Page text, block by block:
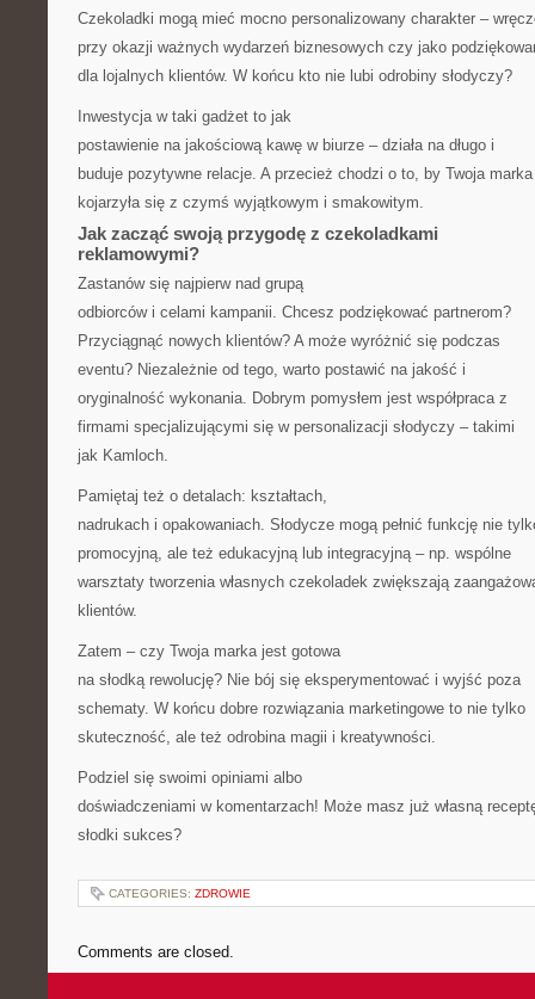
Czekoladki mogą mieć mocno personalizowany charakter –
przy okazji ważnych wydarzeń biznesowych czy jako
dla lojalnych klientów. W końcu kto nie lubi odrobiny słodyczy?
Inwestycja w taki gadżet to jak
postawienie na jakościową kawę w biurze – działa na długo i
buduje pozytywne relacje. A przecież chodzi o to, by Twoja marka
kojarzyła się z czymś wyjątkowym i smakowitym.
Jak zacząć swoją przygodę z czekoladkami
reklamowymi?
Zastanów się najpierw nad grupą
odbiorców i celami kampanii. Chcesz podziękować partnerom?
Przyciągnąć nowych klientów? A może wyróżnić się podczas
eventu? Niezależnie od tego, warto postawić na jakość i
oryginalność wykonania. Dobrym pomysłem jest współpraca z
firmami specjalizującymi się w personalizacji słodyczy – takimi
jak Kamloch.
Pamiętaj też o detalach: kształtach,
nadrukach i opakowaniach. Słodycze mogą pełnić funkcję nie
promocyjną, ale też edukacyjną lub integracyjną – np. wspólne
warsztaty tworzenia własnych czekoladek zwiększają
klientów.
Zatem – czy Twoja marka jest gotowa
na słodką rewolucję? Nie bój się eksperymentować i wyjść poza
schematy. W końcu dobre rozwiązania marketingowe to nie tylko
skuteczność, ale też odrobina magii i kreatywności.
Podziel się swoimi opiniami albo
doświadczeniami w komentarzach! Może masz już własną
słodki sukces?
CATEGORIES: ZDROWIE
Comments are closed.